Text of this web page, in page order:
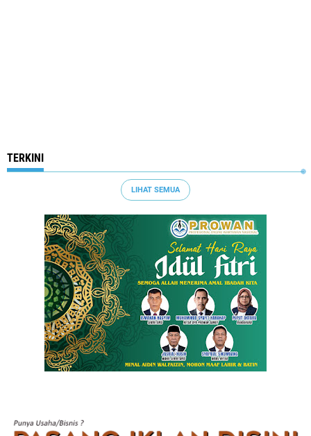
TERKINI
LIHAT SEMUA